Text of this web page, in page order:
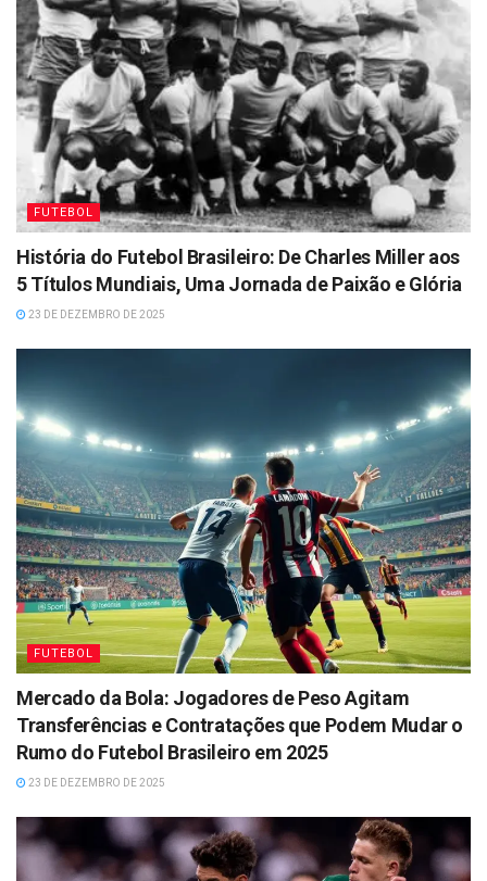
FUTEBOL
História do Futebol Brasileiro: De Charles Miller aos
5 Títulos Mundiais, Uma Jornada de Paixão e Glória
23 DE DEZEMBRO DE 2025
FUTEBOL
Mercado da Bola: Jogadores de Peso Agitam
Transferências e Contratações que Podem Mudar o
Rumo do Futebol Brasileiro em 2025
23 DE DEZEMBRO DE 2025